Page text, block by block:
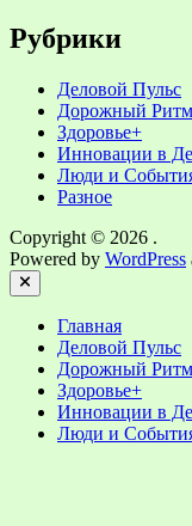
Рубрики
Деловой Пульс
Дорожный Ритм
Здоровье+
Инновации в
Люди и
Разное
Copyright © 2026 .
Powered by WordPress
Close
Главная
Деловой Пульс
Дорожный Ритм
Здоровье+
Инновации в
Люди и